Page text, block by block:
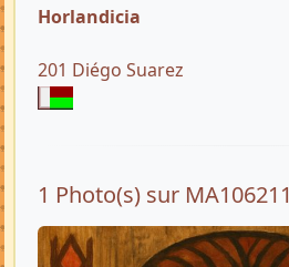
Horlandicia
201 Diégo Suarez
1 Photo(s) sur MA106211